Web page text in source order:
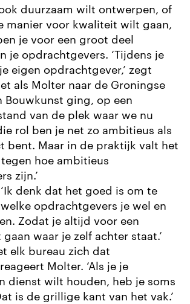
duurzaam wilt ontwerpen, of
manier voor kwaliteit wilt gaan,
je voor een groot deel
je opdrachtgevers. ‘Tijdens je
eigen opdrachtgever,’ zegt
als Molter naar de Groningse
Bouwkunst ging, op een
van de plek waar we nu
rol ben je net zo ambitieus als
bent. Maar in de praktijk valt het
hoe ambitieus
zijn.’
denk dat het goed is om te
opdrachtgevers je wel en
Zodat je altijd voor een
waar je zelf achter staat.’
elk bureau zich dat
Molter. ‘Als je je
dienst wilt houden, heb je soms
is de grillige kant van het vak.’